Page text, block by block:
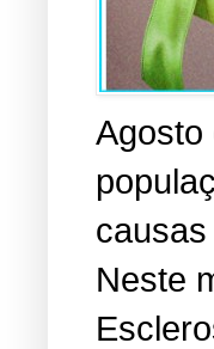
Agosto
Neste